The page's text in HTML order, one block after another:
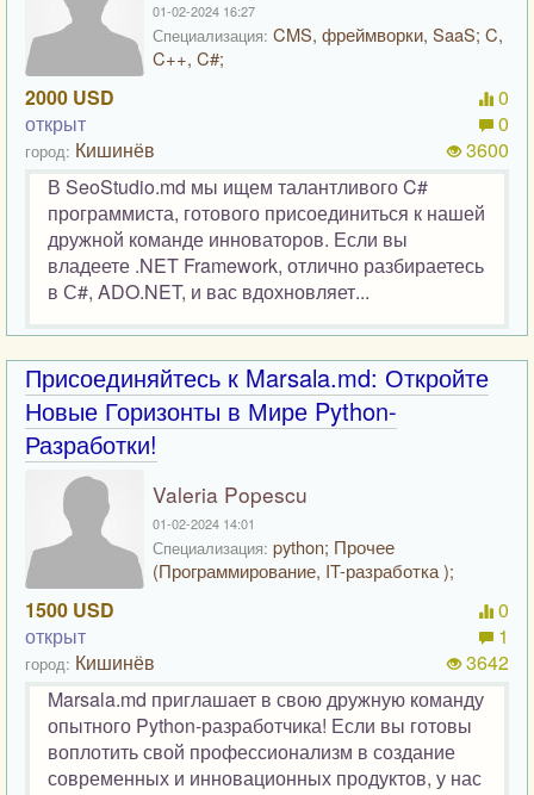
01-02-2024 16:27
Специализация: CMS, фреймворки, SaaS; C,
C++, C#;
2000 USD
открыт
город: Кишинёв
0
0
3600
В SeoStudio.md мы ищем талантливого C#
программиста, готового присоединиться к нашей
дружной команде инноваторов. Если вы
владеете .NET Framework, отлично разбираетесь
в С#, ADO.NET, и вас вдохновляет...
Присоединяйтесь к Marsala.md: Откройте
Новые Горизонты в Мире Python-
Разработки!
Valeria Popescu
01-02-2024 14:01
Специализация: python; Прочее
(Программирование, IT-разработка );
1500 USD
открыт
город: Кишинёв
0
1
3642
Marsala.md приглашает в свою дружную команду
опытного Python-разработчика! Если вы готовы
воплотить свой профессионализм в создание
современных и инновационных продуктов, у нас